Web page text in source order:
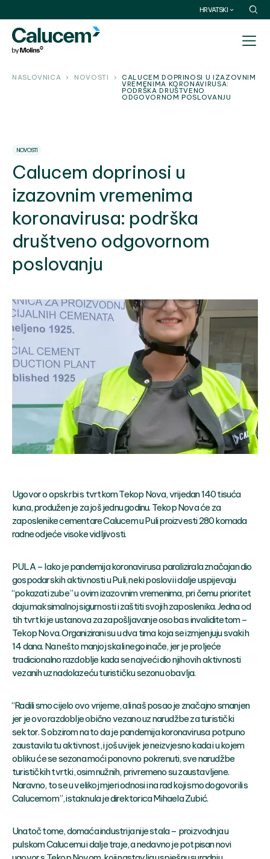
HRVATSKI
NASLOVNICA NOVOSTI CALUCEM DOPRINOSI U IZAZOVNIM
VREMENIMA KORONAVIRUSA:
PODRŠKA DRUŠTVENO
ODGOVORNOM POSLOVANJU
NOVOSTI
Calucem doprinosi u
izazovnim vremenima
koronavirusa: podrška
društveno odgovornom
poslovanju
Ugovor o opskrbi s tvrtkom Tekop Nova, vrijedan 140 tisuća
kuna, produžen je za još jednu godinu. Tekop Nova će za
zaposlenike cementare Calucem u Puli proizvesti 280 komada
radne odjeće visoke vidljivosti.
PULA – Iako je pandemija koronavirusa paralizirala značajan dio
gospodarskih aktivnosti u Puli, neki poslovi i dalje uspijevaju
“pokazati zube” u ovim izazovnim vremenima, pri čemu prioritet
daju maksimalnoj sigurnosti i zaštiti svojih zaposlenika. Jedna od
tih tvrtki je ustanova za zapošljavanje osoba s invaliditetom –
Tekop Nova. Organizirani su u dva tima koja se izmjenjuju svakih
14 dana. Na nešto manjoj skali nego inače, jer je proljeće
tradicionalno razdoblje kada se najveći dio njihovih aktivnosti
vezanih uz nadolazeću turističku sezonu obavlja.
“Radili smo cijelo ovo vrijeme, ali naš posao je značajno smanjen
jer je ovo razdoblje obično vezano uz narudžbe za turistički
sektor. S obzirom na to da je pandemija koronavirusa potpuno
zaustavila tu aktivnost, i još uvijek je neizvjesno kada i u kojem
obliku će se sezona moći ponovno pokrenuti, sve narudžbe
turističkih tvrtki, osim nužnih, privremeno su zaustavljene.
Naravno, to se u velikoj mjeri odnosi i na rad koji smo dogovorili s
Calucemom”, istaknula je direktorica Mihaela Zubić.
Unatoč tome, domaća industrija nije stala – proizvodnja u
pulskom Calucemu i dalje traje, a nedavno je potpisan novi